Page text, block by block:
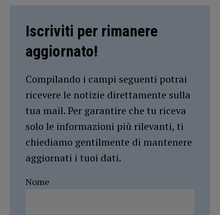
Iscriviti per rimanere
aggiornato!
Compilando i campi seguenti potrai
ricevere le notizie direttamente sulla
tua mail. Per garantire che tu riceva
solo le informazioni più rilevanti, ti
chiediamo gentilmente di mantenere
aggiornati i tuoi dati.
Nome